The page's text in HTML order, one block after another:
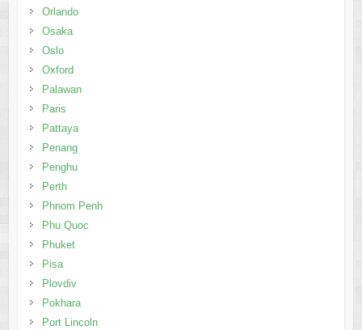
Orlando
Osaka
Oslo
Oxford
Palawan
Paris
Pattaya
Penang
Penghu
Perth
Phnom Penh
Phu Quoc
Phuket
Pisa
Plovdiv
Pokhara
Port Lincoln